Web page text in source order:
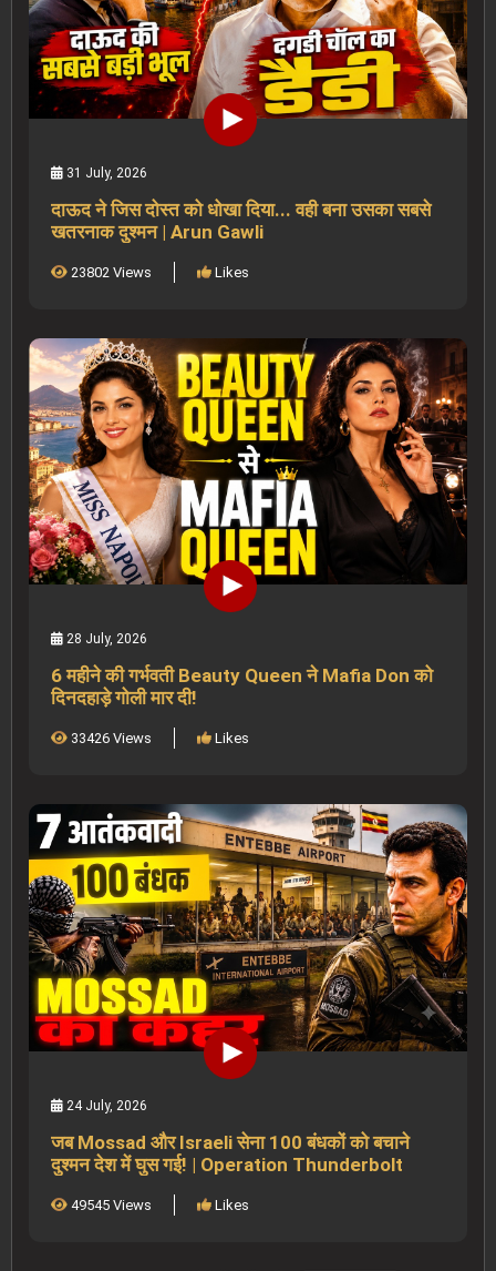
31 July, 2026
दाऊद ने जिस दोस्त को धोखा दिया... वही बना उसका सबसे
खतरनाक दुश्मन | Arun Gawli
23802 Views Likes
28 July, 2026
6 महीने की गर्भवती Beauty Queen ने Mafia Don को
दिनदहाड़े गोली मार दी!
33426 Views Likes
24 July, 2026
जब Mossad और Israeli सेना 100 बंधकों को बचाने
दुश्मन देश में घुस गई! | Operation Thunderbolt
49545 Views Likes